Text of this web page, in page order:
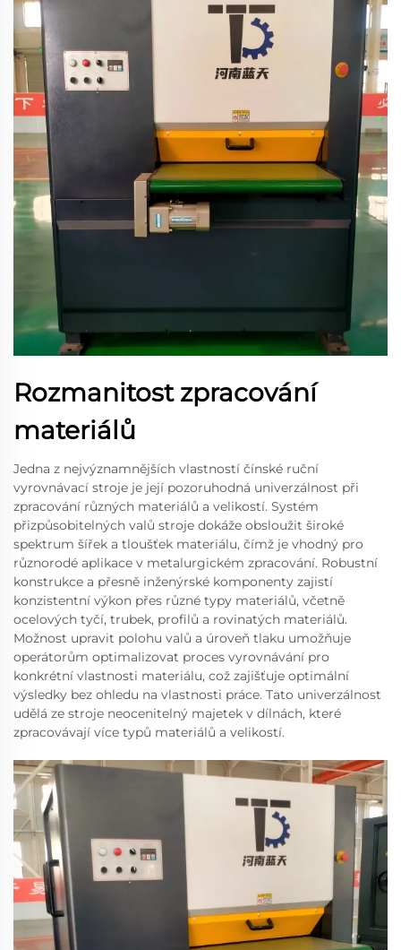
Rozmanitost zpracování
materiálů
Jedna z nejvýznamnějších vlastností čínské ruční
vyrovnávací stroje je její pozoruhodná univerzálnost při
zpracování různých materiálů a velikostí. Systém
přizpůsobitelných valů stroje dokáže obsloužit široké
spektrum šířek a tloušťek materiálu, čímž je vhodný pro
různorodé aplikace v metalurgickém zpracování. Robustní
konstrukce a přesně inženýrské komponenty zajistí
konzistentní výkon přes různé typy materiálů, včetně
ocelových tyčí, trubek, profilů a rovinatých materiálů.
Možnost upravit polohu valů a úroveň tlaku umožňuje
operátorům optimalizovat proces vyrovnávání pro
konkrétní vlastnosti materiálu, což zajišťuje optimální
výsledky bez ohledu na vlastnosti práce. Tato univerzálnost
udělá ze stroje neocenitelný majetek v dílnách, které
zpracovávají více typů materiálů a velikostí.